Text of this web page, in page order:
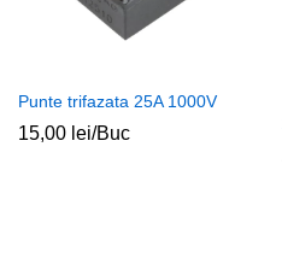
Punte trifazata 25A 1000V
15,00 lei/Buc